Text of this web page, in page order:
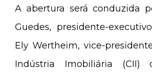
A abertura será conduzida
Guedes, presidente-
Ely Wertheim, vice-
Indústria Imobiliária (CII)